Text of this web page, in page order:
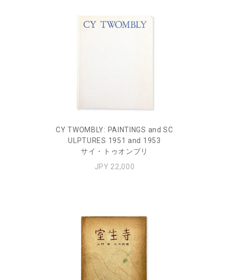
CY TWOMBLY: PAINTINGS and SC
ULPTURES 1951 and 1953
サイ・トゥオンブリ
JPY 22,000